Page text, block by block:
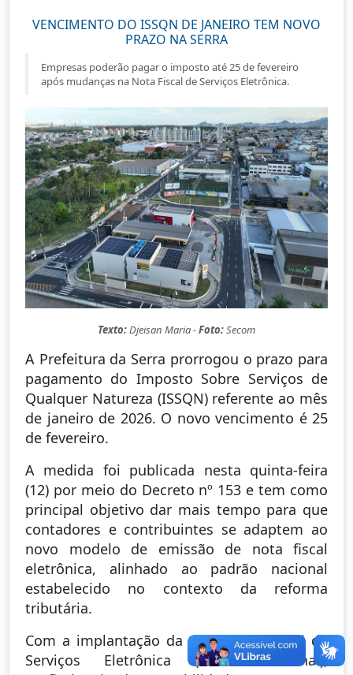
VENCIMENTO DO ISSQN DE JANEIRO TEM NOVO
PRAZO NA SERRA
Empresas poderão pagar o imposto até 25 de fevereiro
após mudanças na Nota Fiscal de Serviços Eletrônica.
Texto:Djeisan Maria -Foto:Secom
A Prefeitura da Serra prorrogou o prazo para
pagamento do Imposto Sobre Serviços de
Qualquer Natureza (ISSQN) referente ao mês
de janeiro de 2026. O novo vencimento é 25
de fevereiro.
A medida foi publicada nesta quinta-feira
(12) por meio do Decreto nº 153 e tem como
principal objetivo dar mais tempo para que
contadores e contribuintes se adaptem ao
novo modelo de emissão de nota fiscal
eletrônica, alinhado ao padrão nacional
estabelecido no contexto da reforma
tributária.
Com a implantação da nova Nota Fiscal de
Serviços Eletrônica (NFS-e Nacional),